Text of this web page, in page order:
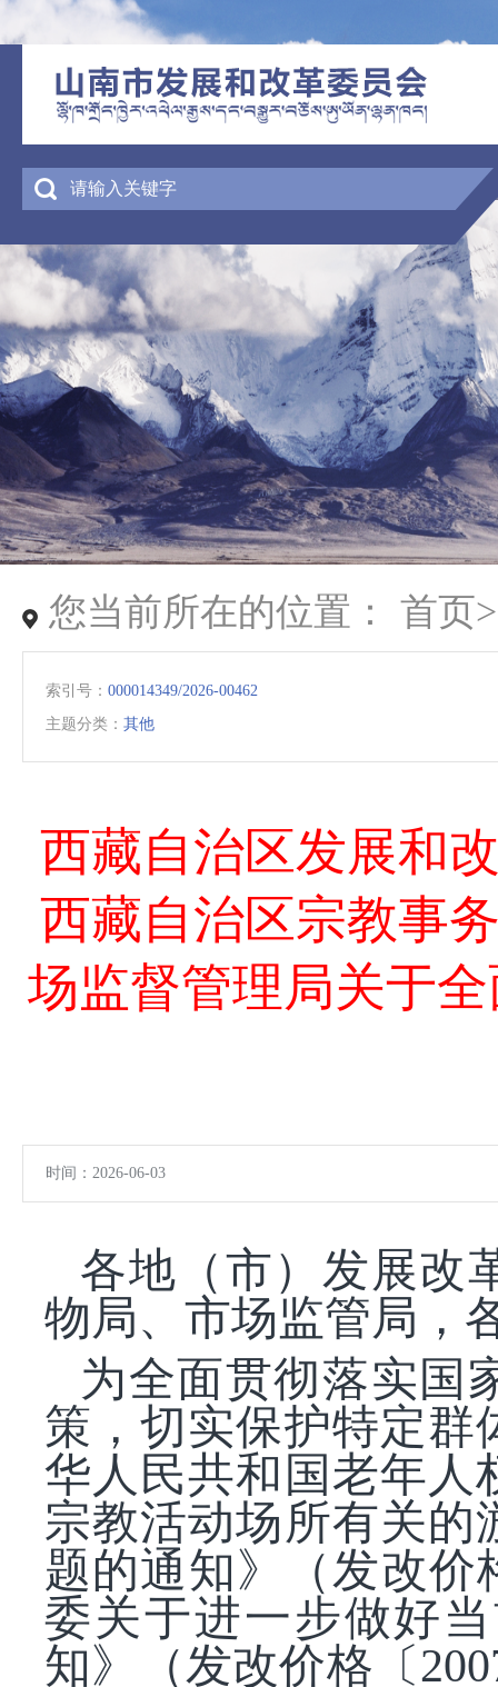
您当前所在的位置： 首页
索引号： 000014349/2026-00462
主题分类： 其他
西藏自治区发展和
西藏自治区宗教事
场监督管理局关于
时间：2026-06-03
各地（市）发展改
物局、市场监管局，
为全面贯彻落实国
策，切实保护特定群
华人民共和国老年人
宗教活动场所有关的
题的通知》（发改价
委关于进一步做好
知》（发改价格〔